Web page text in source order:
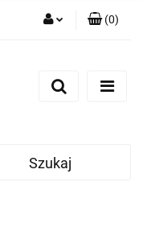
Zarejestruj się
(0)
Szukaj